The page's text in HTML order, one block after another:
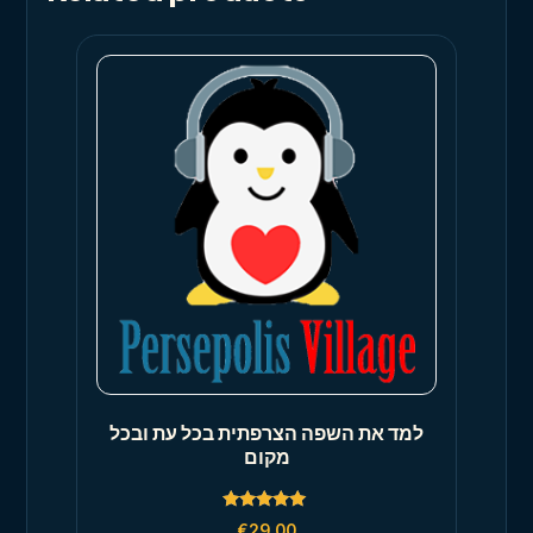
למד את השפה הצרפתית בכל עת ובכל
מקום
Rated